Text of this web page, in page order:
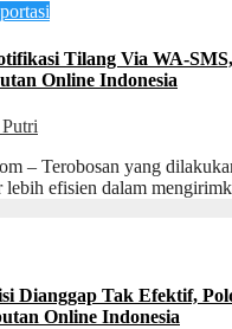
Tilang Via WA-
Online Indonesia
– Terobosan yang
lebih efisien dalam
Dianggap Tak Efektif,
Online Indonesia